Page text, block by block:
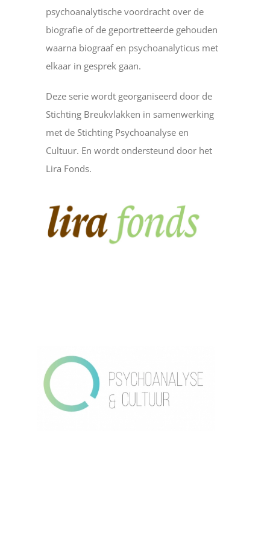
psychoanalytische voordracht over de
biografie of de geportretteerde gehouden
waarna biograaf en psychoanalyticus met
elkaar in gesprek gaan.
Deze serie wordt georganiseerd door de
Stichting Breukvlakken in samenwerking
met de Stichting Psychoanalyse en
Cultuur. En wordt ondersteund door het
Lira Fonds.